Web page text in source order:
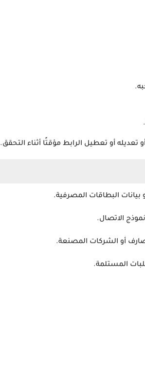
تعديله أو تعطيل الرابط مؤقتًا أثناء التحقق.
بيانات البطاقات المصرفية.
الاتصال.
أو الشركات المصنعة.
المستلمة.